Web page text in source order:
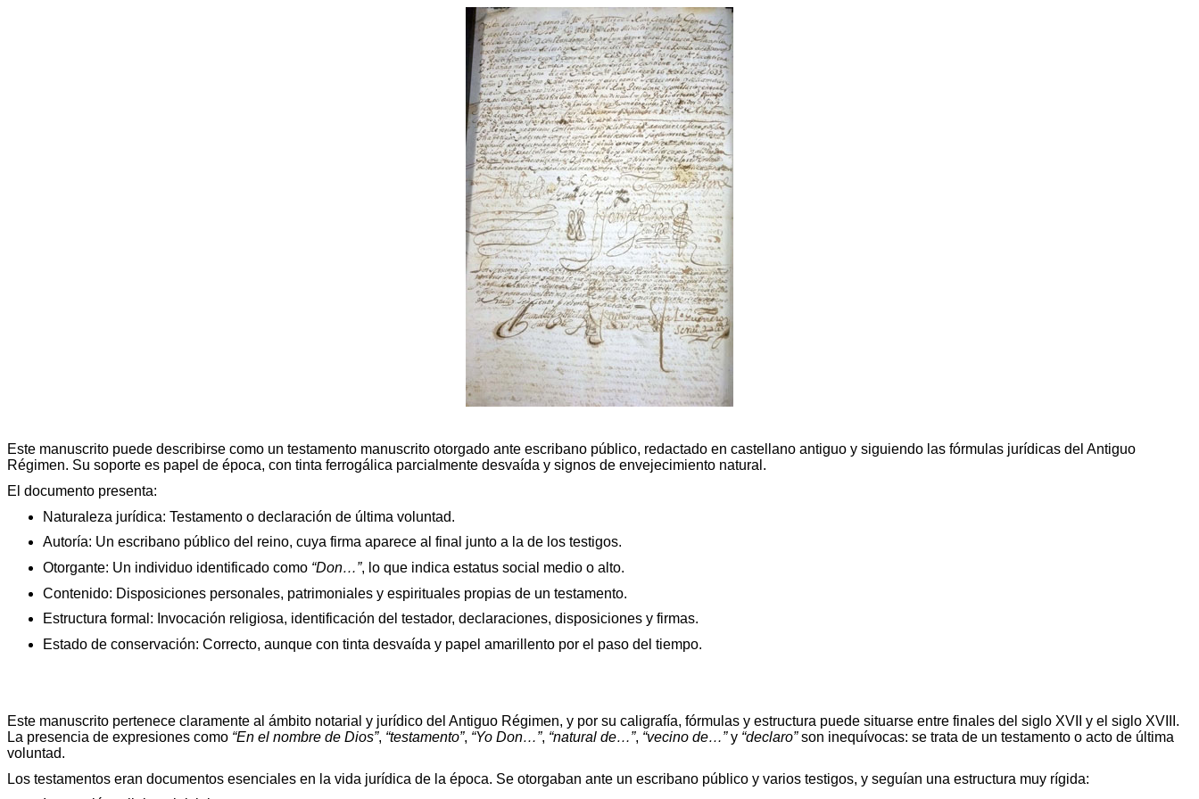
Este manuscrito puede describirse como un testamento manuscrito otorgado ante escribano público, redactado en castellano antiguo y siguiendo las fórmulas jurídicas del Antiguo
Régimen. Su soporte es papel de época, con tinta ferrogálica parcialmente desvaída y signos de envejecimiento natural.
El documento presenta:
Naturaleza jurídica: Testamento o declaración de última voluntad.
Autoría: Un escribano público del reino, cuya firma aparece al final junto a la de los testigos.
Otorgante: Un individuo identificado como “Don…”, lo que indica estatus social medio o alto.
Contenido: Disposiciones personales, patrimoniales y espirituales propias de un testamento.
Estructura formal: Invocación religiosa, identificación del testador, declaraciones, disposiciones y firmas.
Estado de conservación: Correcto, aunque con tinta desvaída y papel amarillento por el paso del tiempo.
Este manuscrito pertenece claramente al ámbito notarial y jurídico del Antiguo Régimen, y por su caligrafía, fórmulas y estructura puede situarse entre finales del siglo XVII y el siglo XVIII.
La presencia de expresiones como “En el nombre de Dios”, “testamento”, “Yo Don…”, “natural de…”, “vecino de…”y “declaro”son inequívocas: se trata de un testamento o acto de última
voluntad.
Los testamentos eran documentos esenciales en la vida jurídica de la época. Se otorgaban ante un escribano público y varios testigos, y seguían una estructura muy rígida: